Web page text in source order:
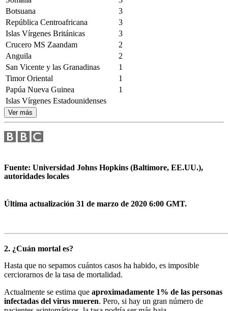
Botsuana
3
República Centroafricana
3
Islas Vírgenes Británicas
3
Crucero MS Zaandam
2
Anguila
2
San Vicente y las Granadinas
1
Timor Oriental
1
Papúa Nueva Guinea
1
Islas Vírgenes Estadounidenses
Ver más
Fuente: Universidad Johns Hopkins (Baltimore, EE.UU.),
autoridades locales
Última actualización 31 de marzo de 2020 6:00 GMT.
2. ¿Cuán mortal es?
Hasta que no sepamos cuántos casos ha habido, es imposible
cerciorarnos de la tasa de mortalidad.
Actualmente se estima que aproximadamente 1% de las personas
infectadas del virus mueren. Pero, si hay un gran número de